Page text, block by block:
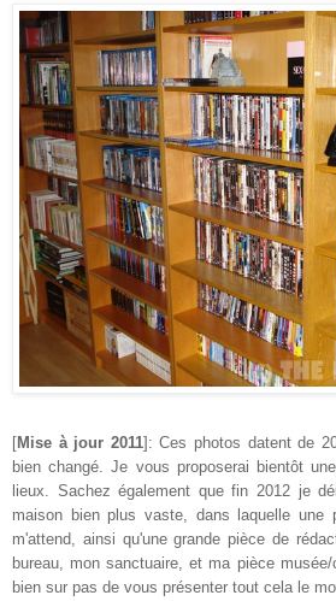
[Mise à jour 2011]: Ces photos datent de
bien changé. Je vous proposerai bientôt
lieux. Sachez également que fin 2012 je
maison bien plus vaste, dans laquelle une
m'attend, ainsi qu'une grande pièce de
bureau, mon sanctuaire, et ma pièce
bien sur pas de vous présenter tout cela le